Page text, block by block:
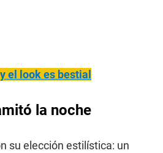
el look es bestial
la noche
su elección estilística: un